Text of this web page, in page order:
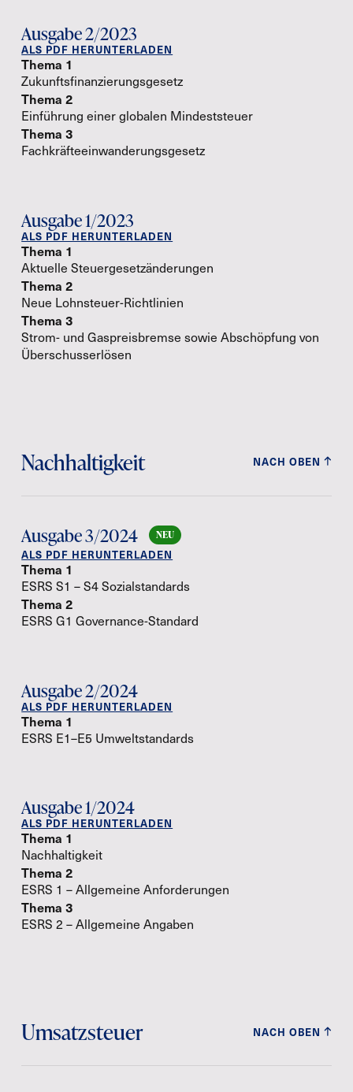
Ausgabe 2/2023
ALS PDF HERUNTERLADEN
Thema 1
Zukunftsfinanzierungsgesetz
Thema 2
Einführung einer globalen Mindeststeuer
Thema 3
Fachkräfteeinwanderungsgesetz
Ausgabe 1/2023
ALS PDF HERUNTERLADEN
Thema 1
Aktuelle Steuergesetzänderungen
Thema 2
Neue Lohnsteuer-Richtlinien
Thema 3
Strom- und Gaspreisbremse sowie Abschöpfung von
Überschusserlösen
Nachhaltigkeit NACH OBEN
Ausgabe 3/2024
ALS PDF HERUNTERLADEN
Thema 1
ESRS S1 – S4 Sozialstandards
Thema 2
ESRS G1 Governance-Standard
Ausgabe 2/2024
ALS PDF HERUNTERLADEN
Thema 1
ESRS E1–E5 Umweltstandards
Ausgabe 1/2024
ALS PDF HERUNTERLADEN
Thema 1
Nachhaltigkeit
Thema 2
ESRS 1 – Allgemeine Anforderungen
Thema 3
ESRS 2 – Allgemeine Angaben
Umsatzsteuer NACH OBEN